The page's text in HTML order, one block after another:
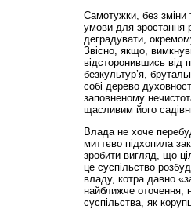
Самотужки, без зміни
умови для зростання
деградувати,
Звісно, якщо,
відсторонившись від
безкультур’я,
собі дерево
заповненому
щасливим його
Влада не хоче
миттєво підхопила
зробити вигляд, що
це суспільство
владу, котра давно
найближче оточення,
суспільства, як